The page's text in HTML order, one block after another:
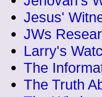
Jesus'
JWs
Larry's
The
The Truth